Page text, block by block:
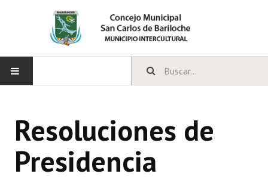
CONCEJO
Bloques Políticos
Resoluciones de
Presidencia